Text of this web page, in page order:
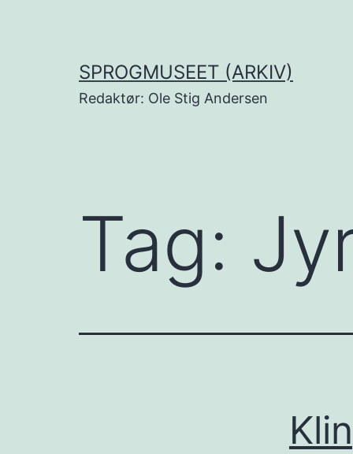
SPROGMUSEET (ARKIV)
Redaktør: Ole Stig Andersen
Tag: